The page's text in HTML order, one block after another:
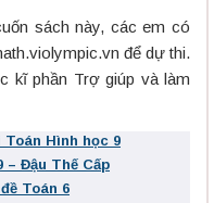
sách này, các em có
để dự thi.
kĩ phần Trợ giúp và làm
Hình học 9
– Đậu Thế Cấp
Toán 6